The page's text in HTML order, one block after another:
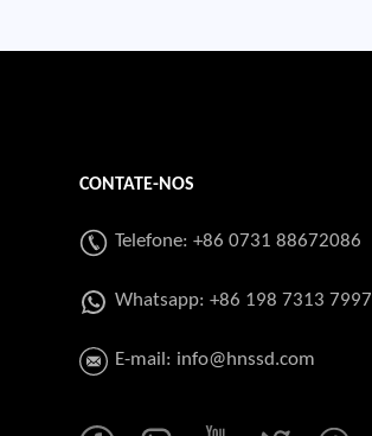
CONTATE-NOS
Telefone: +86 0731 88672086
Whatsapp:+86 198 7313 7997
E-mail: info@hnssd.com